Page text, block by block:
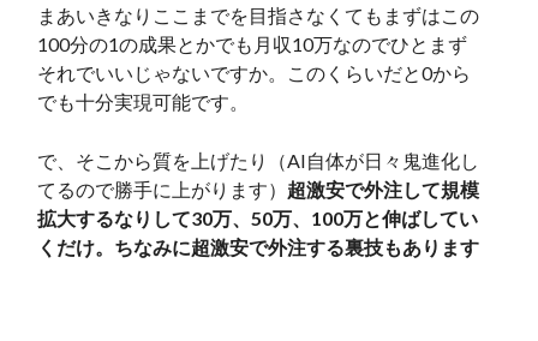
まあいきなりここまでを目指さなくてもまずはこの
100分の1の成果とかでも月収10万なのでひとまず
それでいいじゃないですか。このくらいだと0から
でも十分実現可能です。
で、そこから質を上げたり（AI自体が日々鬼進化し
てるので勝手に上がります） 超激安で外注して規模
拡大するなりして30万、50万、100万と伸ばしてい
くだけ。ちなみに超激安で外注する裏技もあります